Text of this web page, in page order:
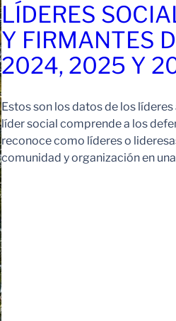
LÍDERES
Y FIRMANTES
2024, 2025 Y
Estos son los datos de los
líder social comprende a los
reconoce como líderes o
comunidad y organización en